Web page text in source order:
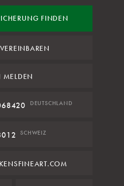
FINDEN
MELDEN
DEUTSCHLAND
SCHWEIZ